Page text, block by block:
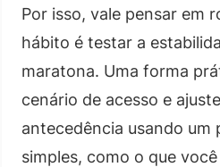
Por isso, vale pensar em
hábito é testar a
maratona. Uma forma
cenário de acesso e
antecedência usando um
simples, como o que